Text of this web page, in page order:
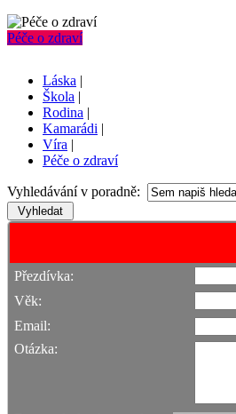
Péče o zdraví
Láska |
Škola |
Rodina |
Kamarádi |
Víra |
Péče o zdraví
Vyhledávání v poradně:
Přezdívka:
Věk:
Email:
Otázka: